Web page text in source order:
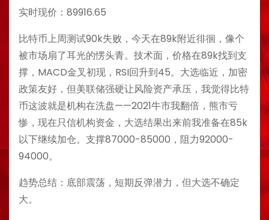
实时现价：89916.65
比特币上周测试90k失败，今天在89k附近徘徊，像个
被市场扇了耳光的愣头青。技术面，价格在89k找到支
撑，MACD金叉初现，RSI回升到45。大选临近，加密
政策友好，但美联储强硬让风险资产承压，我觉得比特
币这波就是机构在洗盘——2021牛市我翻倍，熊市亏
惨，现在只信机构资金，大选结果出来前我准备在85k
以下继续加仓。支撑87000-85000，阻力92000-
94000。
趋势总结：底部震荡，短期反弹潜力，但大选不确定
大。